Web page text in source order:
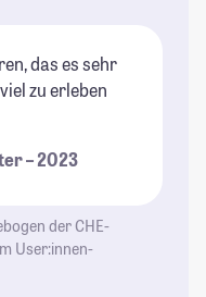
das es sehr
zu erleben
– 2023
der CHE-
User:innen-